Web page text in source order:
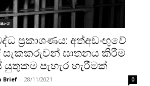
ප්‍රකාශණය: අත්අඩංඟුවේ
සැකකරුවන් ඝාතනය කිරීම
යුතුකම පැහැර හැරීමක්
Brief - 28/11/2021 0